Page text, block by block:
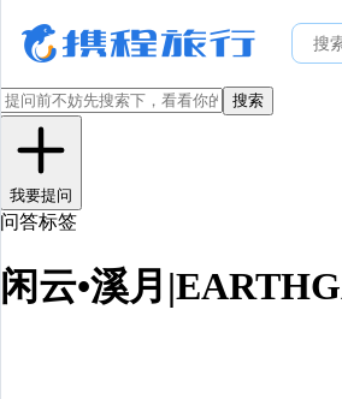
搜索
我要提问
问答标签
闲云•溪月